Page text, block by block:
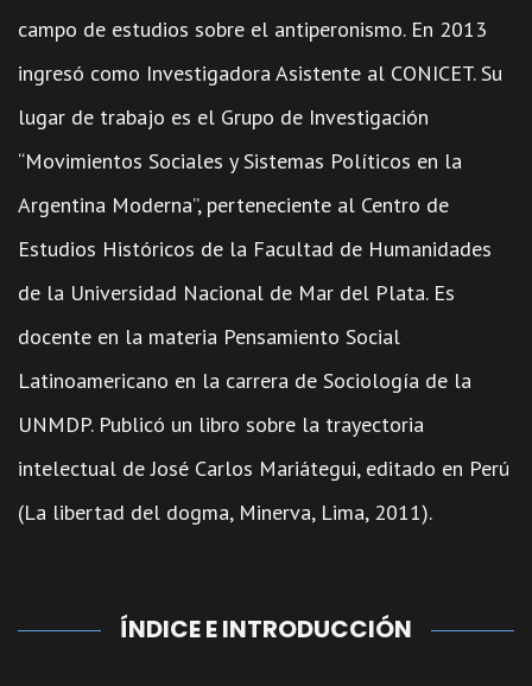
campo de estudios sobre el antiperonismo. En 2013
ingresó como Investigadora Asistente al CONICET. Su
lugar de trabajo es el Grupo de Investigación
“Movimientos Sociales y Sistemas Políticos en la
Argentina Moderna”, perteneciente al Centro de
Estudios Históricos de la Facultad de Humanidades
de la Universidad Nacional de Mar del Plata. Es
docente en la materia Pensamiento Social
Latinoamericano en la carrera de Sociología de la
UNMDP. Publicó un libro sobre la trayectoria
intelectual de José Carlos Mariátegui, editado en Perú
(La libertad del dogma, Minerva, Lima, 2011).
ÍNDICE E INTRODUCCIÓN